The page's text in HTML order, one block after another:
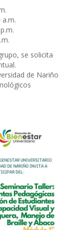
se solicita
de Nariño